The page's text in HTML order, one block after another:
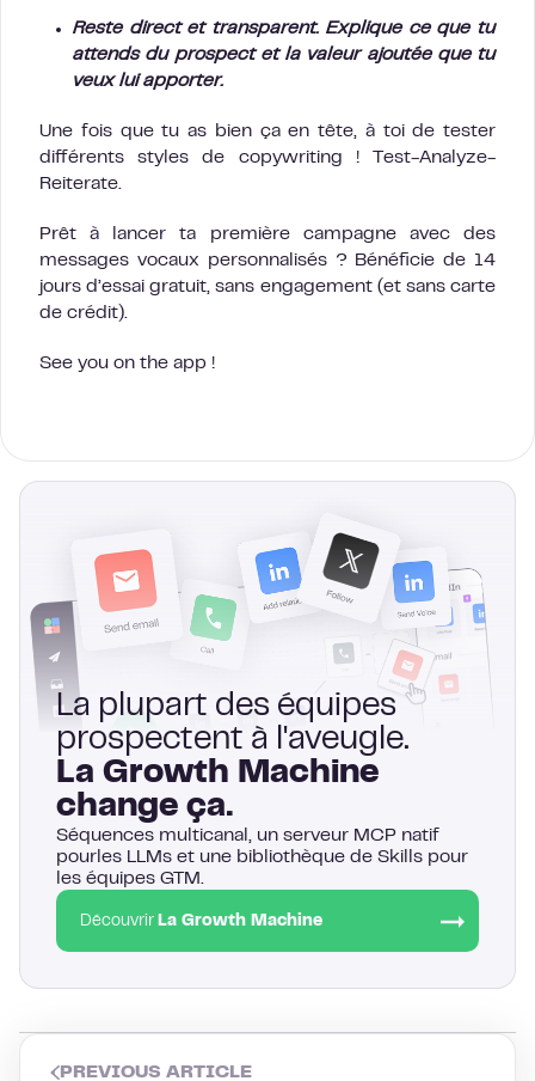
Reste direct et transparent. Explique ce que tu
attends du prospect et la valeur ajoutée que tu
veux lui apporter.
Une fois que tu as bien ça en tête, à toi de tester
différents styles de copywriting ! Test-Analyze-
Reiterate.
Prêt à lancer ta première campagne avec des
messages vocaux personnalisés ? Bénéficie de 14
jours d’essai gratuit, sans engagement (et sans carte
de crédit).
See you on the app !
La plupart des équipes
prospectent à l'aveugle.
La Growth Machine
change ça.
Séquences multicanal, un serveur MCP natif
pourles LLMs et une bibliothèque de Skills pour
les équipes GTM.
Découvrir La Growth Machine
PREVIOUS ARTICLE